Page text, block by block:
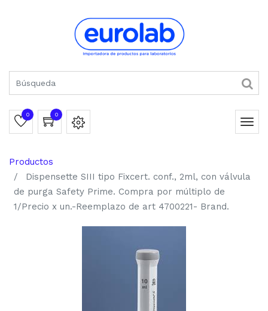
0 0
Productos
Dispensette SIII tipo Fixcert. conf., 2ml, con válvula
de purga Safety Prime. Compra por múltiplo de
1/Precio x un.-Reemplazo de art 4700221- Brand.